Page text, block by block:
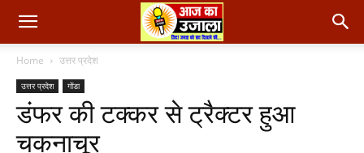
Home उत्तर प्रदेश
उत्तर प्रदेश गोंडा
डंफर की टक्कर से ट्रैक्टर हुआ
चकनाचूर